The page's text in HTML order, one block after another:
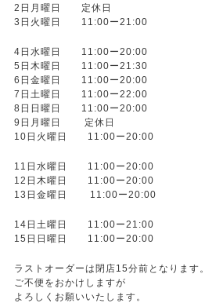
2日月曜日 定休日
3日火曜日 11:00ー21:00
4日水曜日 11:00ー20:00
5日木曜日 11:00ー21:30
6日金曜日 11:00ー20:00
7日土曜日 11:00ー22:00
8日日曜日 11:00ー20:00
9日月曜日 定休日
10日火曜日 11:00ー20:00
11日水曜日 11:00ー20:00
12日木曜日 11:00ー20:00
13日金曜日 11:00ー20:00
14日土曜日 11:00ー21:00
15日日曜日 11:00ー20:00
ラストオーダーは閉店15分前となります。
ご不便をおかけしますが
よろしくお願いいたします。